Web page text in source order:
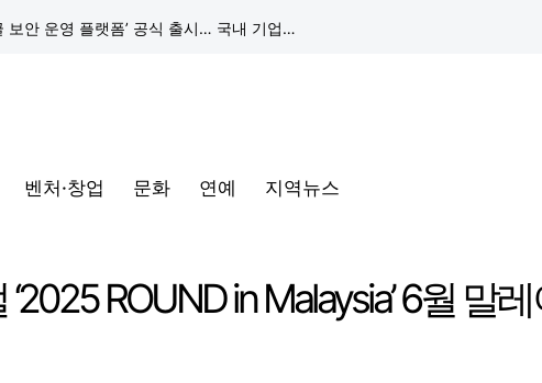
구글 클라우드, 서울 리전에 ‘구글 보안 운영 플랫폼’ 공식 출시… 국내 기업의 데이터 주권 강화
해안-동서울’ 수주… 시장 확대 본격화
삼성전자, 프랑스 '비바테크 2026'서 삼성 헬스 기반 '커넥티드 케어' 비전 공개
구글 클라우드, 서울 리전에 ‘구글 보안 운영 플랫폼’ 공식 출시… 국내 기업의 데이터 주권 강화
벤처·창업 문화 연예 지역뉴스
ROUND in Malaysia’ 6월 말